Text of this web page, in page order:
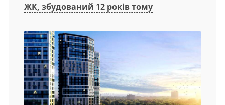
ЖК, збудований 12 років тому